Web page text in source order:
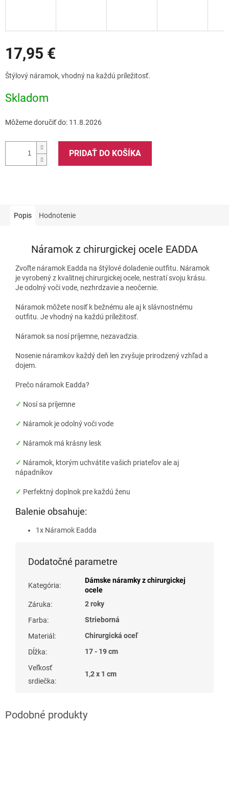
17,95 €
Jednotková
cena:
Štýlový náramok, vhodný na každú príležitosť.
Skladom
Môžeme doručiť do: 11.8.2026
PRIDAŤ DO KOŠÍKA
Popis Hodnotenie
Náramok z chirurgickej ocele EADDA
Zvoľte náramok Eadda na štýlové doladenie outfitu. Náramok
je vyrobený z kvalitnej chirurgickej ocele, nestratí svoju krásu.
Je odolný voči vode, nezhrdzavie a neočernie.
Náramok môžete nosiť k bežnému ale aj k slávnostnému
outfitu. Je vhodný na každú príležitosť.
Náramok sa nosí príjemne, nezavadzia.
Nosenie náramkov každý deň len zvyšuje prirodzený vzhľad a
dojem.
Prečo náramok Eadda?
✓ Nosí sa príjemne
✓ Náramok je odolný voči vode
✓ Náramok má krásny lesk
✓ Náramok, ktorým uchvátite vašich priateľov ale aj
nápadníkov
✓ Perfektný doplnok pre každú ženu
Balenie obsahuje:
1x Náramok Eadda
Dodatočné parametre
Kategória:
Dámske náramky z chirurgickej
ocele
Záruka:
2 roky
Farba:
Strieborná
Materiál :
Chirurgická oceľ
Dĺžka:
17 - 19 cm
Veľkosť
srdiečka:
1,2 x 1 cm